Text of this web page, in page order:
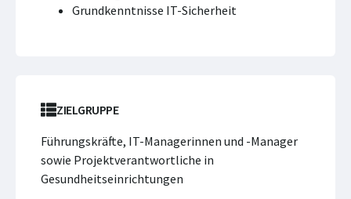
Grundkenntnisse IT-Sicherheit
ZIELGRUPPE
Führungskräfte, IT-Managerinnen und -Manager
sowie Projektverantwortliche in
Gesundheitseinrichtungen